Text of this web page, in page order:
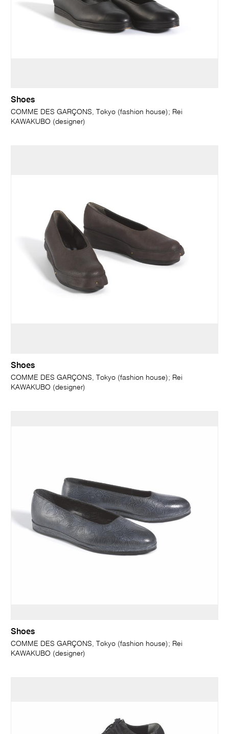
Shoes
COMME DES GARÇONS, Tokyo (fashion house); Rei
KAWAKUBO (designer)
Shoes
COMME DES GARÇONS, Tokyo (fashion house); Rei
KAWAKUBO (designer)
Shoes
COMME DES GARÇONS, Tokyo (fashion house); Rei
KAWAKUBO (designer)